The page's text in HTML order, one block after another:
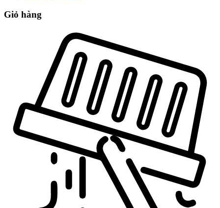
Giỏ hàng